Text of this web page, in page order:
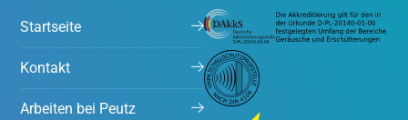
Startseite
Kontakt
Arbeiten bei Peutz